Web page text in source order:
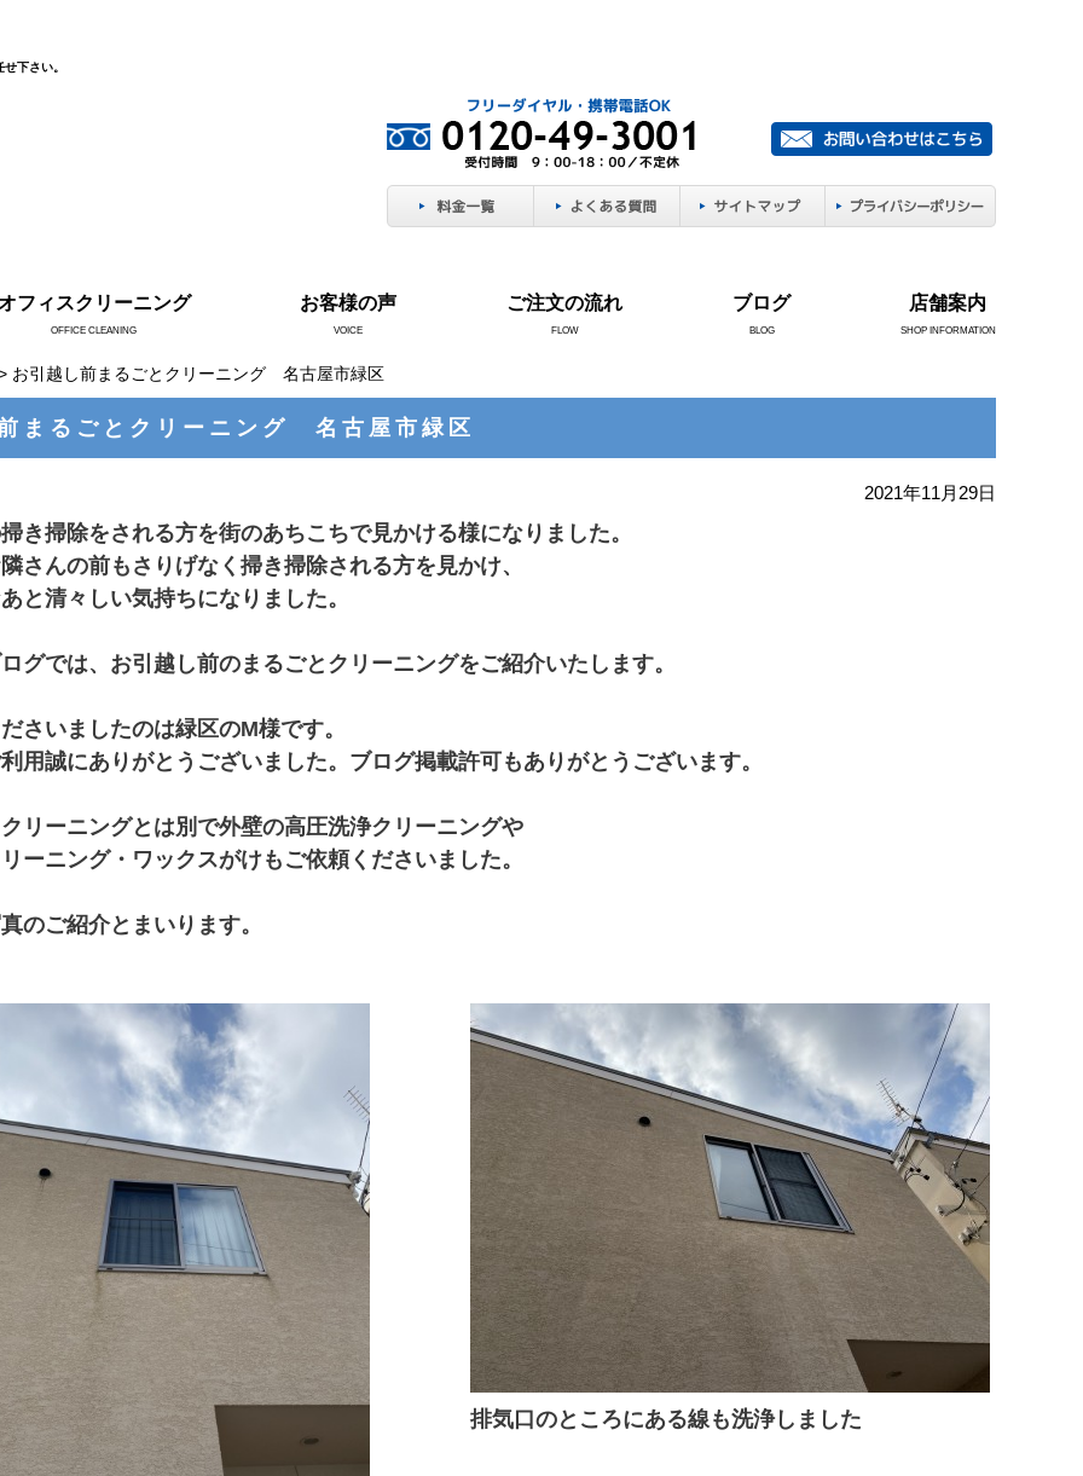
下さい。
フィスクリーニング
OFFICE CLEANING
お客様の声
VOICE
ご注文の流れ
FLOW
ブログ
BLOG
店舗案内
SHOP INFORMATION
お引越し前まるごとクリーニング 名古屋市緑区
まるごとクリーニング 名古屋市緑区
2021年11月29日
き掃除をされる方を街のあちこちで見かける様になりました。
さんの前もさりげなく掃き掃除される方を見かけ、
と清々しい気持ちになりました。
グでは、お引越し前のまるごとクリーニングをご紹介いたします。
さいましたのは緑区のM様です。
用誠にありがとうございました。ブログ掲載許可もありがとうございます。
リーニングとは別で外壁の高圧洗浄クリーニングや
ーニング・ワックスがけもご依頼くださいました。
のご紹介とまいります。
排気口のところにある線も洗浄しました